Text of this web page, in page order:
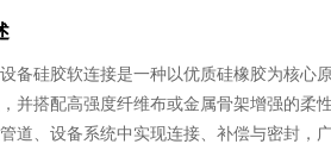
备硅胶软连接是一种以优质硅橡胶为核心
并搭配高强度纤维布或金属骨架增强的柔
道、设备系统中实现连接、补偿与密封，